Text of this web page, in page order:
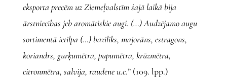
eksporta precēm uz Ziemeļvalstīm šajā laikā bija
ārstniecības jeb aromātiskie augi. (…) Audzējamo augu
sortimentā ietilpa (…) baziliks, majorāns, estragons,
koriandrs, gurķumētra, pupumētra, krūzmētra,
citronmētra, salvija, raudene u.c.” (109. lpp.)